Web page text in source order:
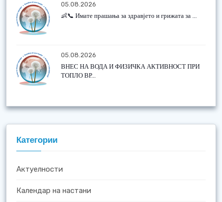
05.08.2026
👶📞 Имате прашања за здравјето и грижата за ...
05.08.2026
ВНЕС НА ВОДА И ФИЗИЧКА АКТИВНОСТ ПРИ
ТОПЛО ВР...
Категории
Актуелности
Календар на настани